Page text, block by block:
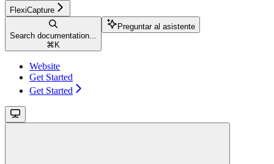
FlexiCapture
Search documentation...
⌘ K
Preguntar al asistente
Website
Get Started
Get Started